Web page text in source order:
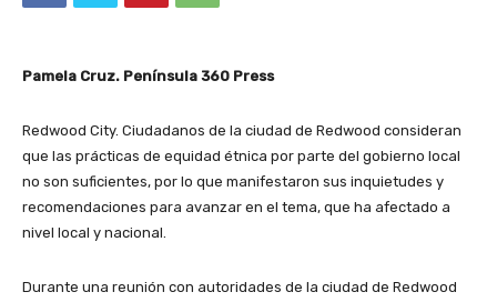
Pamela Cruz. Península 360 Press
Redwood City. Ciudadanos de la ciudad de Redwood consideran
que las prácticas de equidad étnica por parte del gobierno local
no son suficientes, por lo que manifestaron sus inquietudes y
recomendaciones para avanzar en el tema, que ha afectado a
nivel local y nacional.
Durante una reunión con autoridades de la ciudad de Redwood